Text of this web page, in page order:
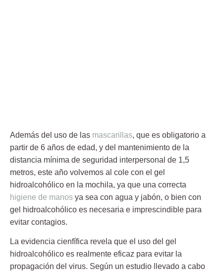
Además del uso de las mascarillas, que es obligatorio a
partir de 6 años de edad, y del mantenimiento de la
distancia mínima de seguridad interpersonal de 1,5
metros, este año volvemos al cole con el gel
hidroalcohólico en la mochila, ya que una correcta
higiene de manos ya sea con agua y jabón, o bien con
gel hidroalcohólico es necesaria e imprescindible para
evitar contagios.
La evidencia cienfífica revela que el uso del gel
hidroalcohólico es realmente eficaz para evitar la
propagación del virus. Según un estudio llevado a cabo